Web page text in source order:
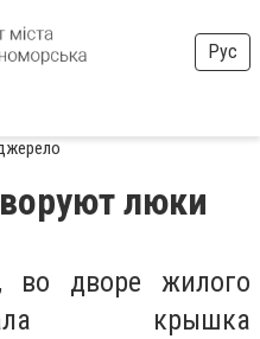
Рус
люки
во дворе жилого
крышка